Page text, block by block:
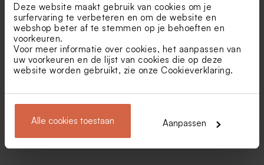
Deze website maakt gebruik van cookies om je
surfervaring te verbeteren en om de website en
webshop beter af te stemmen op je behoeften en
voorkeuren.
Voor meer informatie over cookies, het aanpassen van
uw voorkeuren en de lijst van cookies die op deze
website worden gebruikt, zie onze Cookieverklaring.
Alle cookies toestaan Aanpassen
Schattig geboortekaartje met
folie, vosje en afgeronde
hoeken
Staand geboortekaartje in
luchtballon
7